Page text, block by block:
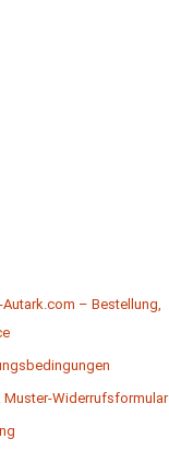
– Bestellung,
Muster-Widerrufsformular